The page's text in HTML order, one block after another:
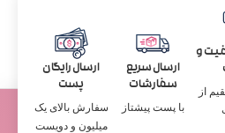
و
از
ارسال سریع
سفارشات
با پست پیشتاز
ارسال رایگان
پست
سفارش بالای یک
میلیون و دویست